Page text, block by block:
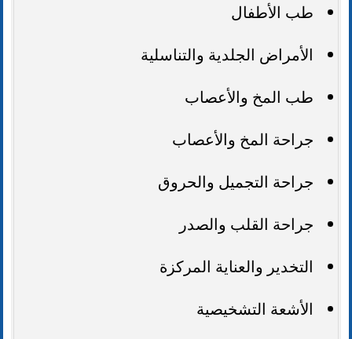
طب الأطفال
الأمراض الجلدية والتناسلية
طب المخ والأعصاب
جراحة المخ والأعصاب
جراحة التجميل والحروق
جراحة القلب والصدر
التخدير والعناية المركزة
الأشعة التشخيصية